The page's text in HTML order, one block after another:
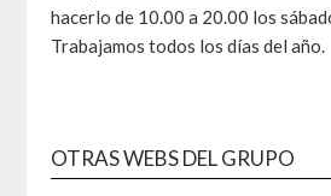
hacerlo de 10.00 a 20.00 los
Trabajamos todos los días del año.
OTRAS WEBS DEL GRUPO